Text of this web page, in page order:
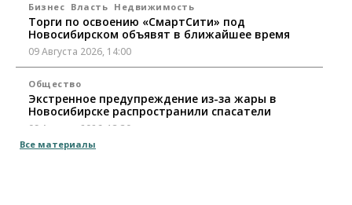
Бизнес Власть Недвижимость
Торги по освоению «СмартСити» под
Новосибирском объявят в ближайшее время
09 Августа 2026, 14:00
Общество
Экстренное предупреждение из-за жары в
Новосибирске распространили спасатели
09 Августа 2026, 13:30
Все материалы